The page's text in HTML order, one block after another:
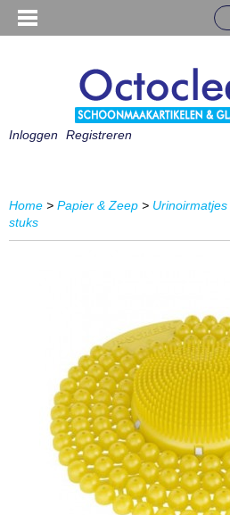
Inloggen Registreren
Home > Papier & Zeep > Urinoirmatjes
stuks